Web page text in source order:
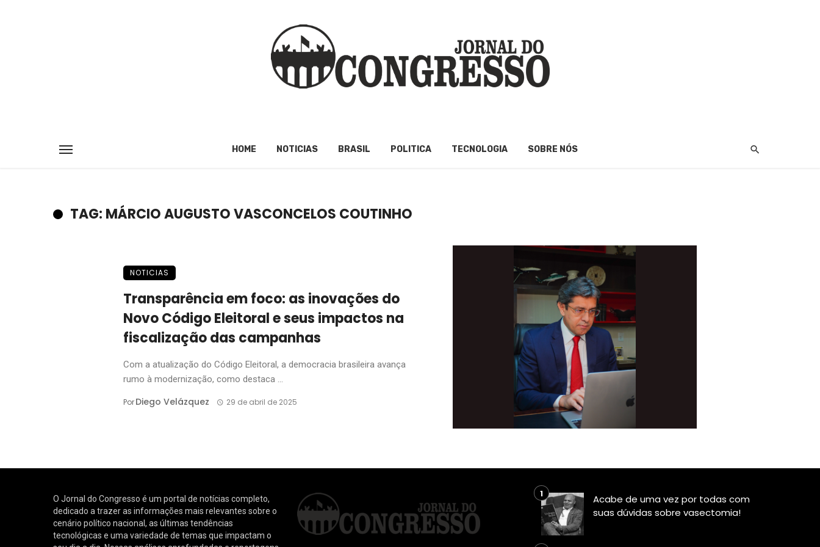
HOME NOTICIAS BRASIL POLITICA TECNOLOGIA SOBRE NÓS
TAG: MÁRCIO AUGUSTO VASCONCELOS COUTINHO
NOTICIAS
Transparência em foco: as inovações do
Novo Código Eleitoral e seus impactos na
fiscalização das campanhas
Com a atualização do Código Eleitoral, a democracia brasileira avança
rumo à modernização, como destaca ...
PorDiego Velázquez 29 de abril de 2025
O Jornal do Congresso é um portal de notícias completo,
dedicado a trazer as informações mais relevantes sobre o
cenário político nacional, as últimas tendências
tecnológicas e uma variedade de temas que impactam o
Acabe de uma vez por todas com
suas dúvidas sobre vasectomia!